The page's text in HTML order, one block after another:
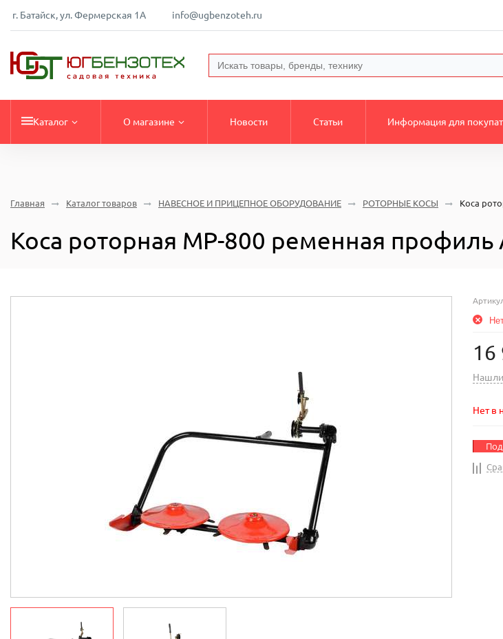
г. Батайск, ул. Фермерская 1А info@ugbenzoteh.ru
Каталог О магазине Новости Статьи Информация для
Главная Каталог товаров НАВЕСНОЕ И ПРИЦЕПНОЕ ОБОРУДОВАНИЕ РОТОРНЫЕ КОСЫ Коса
Коса роторная MP-800 ременная профиль
16
Нет в
Под